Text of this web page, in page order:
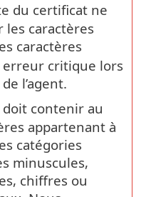
du certificat ne
les caractères
caractères
critique lors
l’agent.
doit contenir au
appartenant à
catégories
minuscules,
chiffres ou